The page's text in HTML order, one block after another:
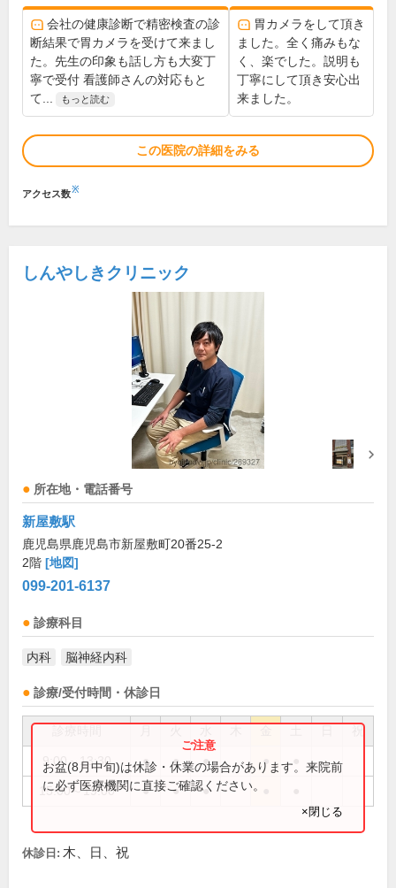
会社の健康診断で精密検査の診
断結果で胃カメラを受けて来まし
た。先生の印象も話し方も大変丁
寧で受付 看護師さんの対応もと
て...
もっと読む
胃カメラをして頂き
ました。全く痛みもな
く、楽でした。説明も
丁寧にして頂き安心出
来ました。
この医院の詳細をみる
アクセス数※
しんやしきクリニック
所在地・電話番号
新屋敷駅
鹿児島県鹿児島市新屋敷町20番25-2
2階 [地図]
099-201-6137
診療科目
内科 脳神経内科
診療/受付時間・休診日
祝
9:00～13:30 ● ● ● ●
15:00～19:00 ● ● ●
お盆(8月中旬)は休診・休業の場合があります。来院前
に必ず医療機関に直接ご確認ください。
×閉じる
休診日: 木、日、祝